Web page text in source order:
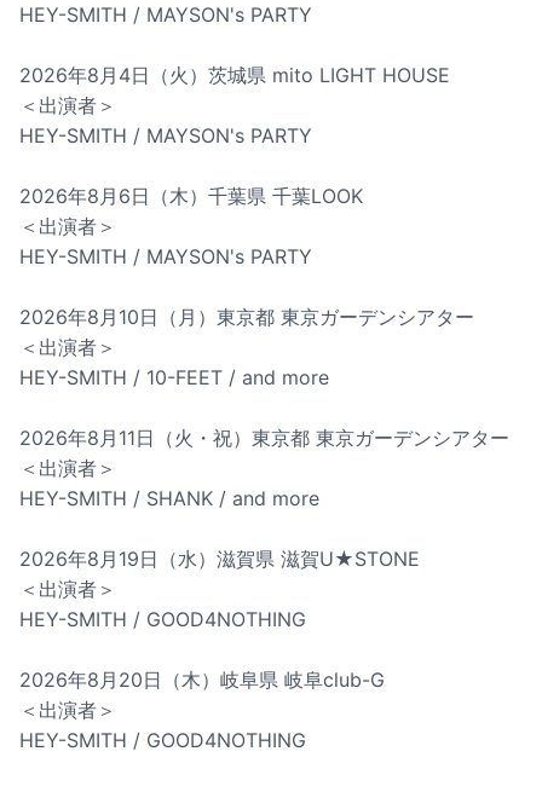
HEY-SMITH / MAYSON's PARTY
2026年8月4日（火）茨城県 mito LIGHT HOUSE
＜出演者＞
HEY-SMITH / MAYSON's PARTY
2026年8月6日（木）千葉県 千葉LOOK
＜出演者＞
HEY-SMITH / MAYSON's PARTY
2026年8月10日（月）東京都 東京ガーデンシアター
＜出演者＞
HEY-SMITH / 10-FEET / and more
2026年8月11日（火・祝）東京都 東京ガーデンシアター
＜出演者＞
HEY-SMITH / SHANK / and more
2026年8月19日（水）滋賀県 滋賀U★STONE
＜出演者＞
HEY-SMITH / GOOD4NOTHING
2026年8月20日（木）岐阜県 岐阜club-G
＜出演者＞
HEY-SMITH / GOOD4NOTHING